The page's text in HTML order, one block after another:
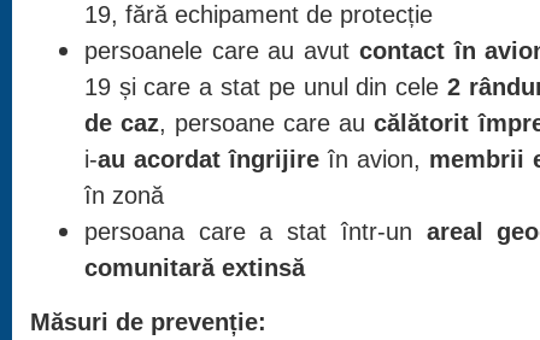
19, fără echipament de protecție
persoanele care au avut contact în
19 și care a stat pe unul din cele 2
de caz, persoane care aucălătorit
i-au acordat îngrijireîn avion, membrii
în zonă
persoana care a stat într-un areal
comunitară extinsă
Măsuri de prevenție: